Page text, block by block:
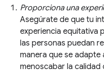
Proporciona una
Asegúrate de que tu
experiencia equitativa
las personas puedan
manera que se adapte
menoscabar la calidad